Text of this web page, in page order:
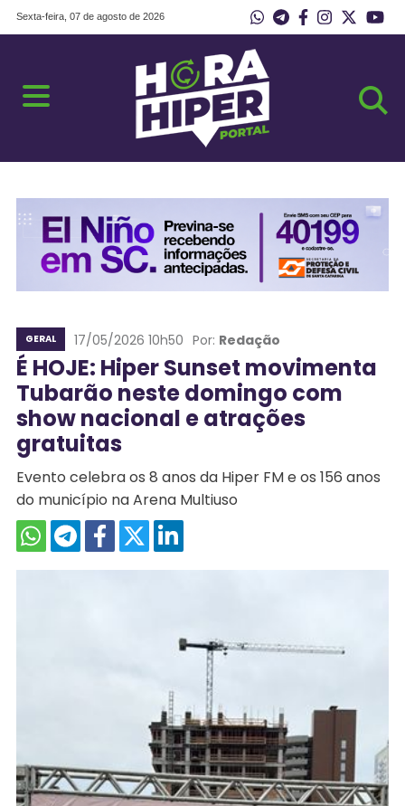
Sexta-feira, 07 de agosto de 2026
GERAL 17/05/2026 10h50 Por: Redação
É HOJE: Hiper Sunset movimenta
Tubarão neste domingo com
show nacional e atrações
gratuitas
Evento celebra os 8 anos da Hiper FM e os 156 anos
do município na Arena Multiuso